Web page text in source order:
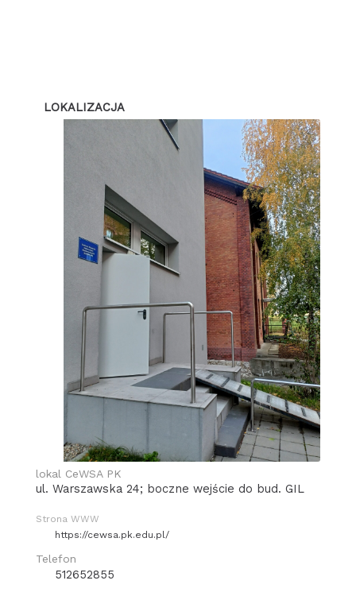
LOKALIZACJA
lokal CeWSA PK
ul. Warszawska 24; boczne wejście do bud. GIL
Strona WWW
https://cewsa.pk.edu.pl/
Telefon
512652855